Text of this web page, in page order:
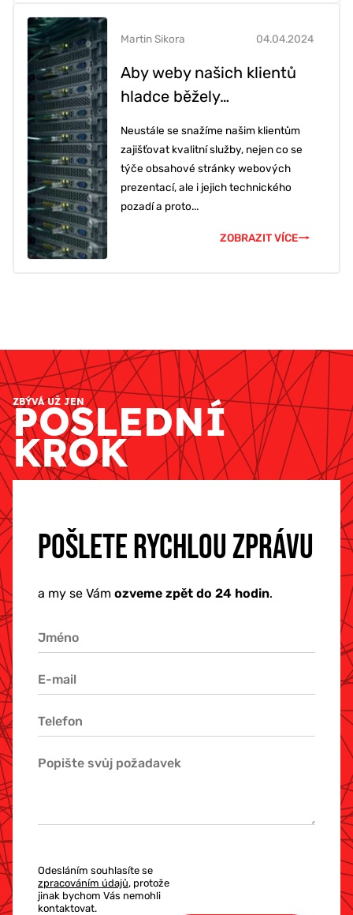
Aby weby našich klientů
hladce běžely…
04.04.2024
Martin Sikora
Neustále se snažíme našim klientům
zajišťovat kvalitní služby, nejen co se
týče obsahové stránky webových
prezentací, ale i jejich technického
pozadí a proto...
ZOBRAZIT VÍCE
ZBÝVÁ UŽ JEN
POSLEDNÍ
KROK
POŠLETE RYCHLOU ZPRÁVU
a my se Vám ozveme zpět do 24 hodin.
Odesláním souhlasíte se
zpracováním údajů, protože
jinak bychom Vás nemohli
kontaktovat.